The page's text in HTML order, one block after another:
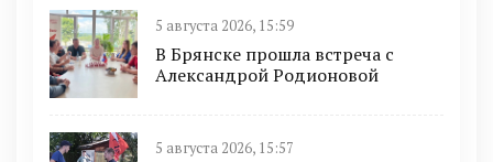
5 августа 2026, 15:59
В Брянске прошла встреча с
Александрой Родионовой
5 августа 2026, 15:57